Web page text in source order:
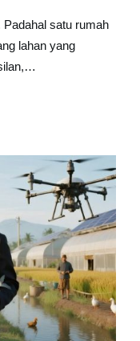
Padahal satu rumah
lahan yang